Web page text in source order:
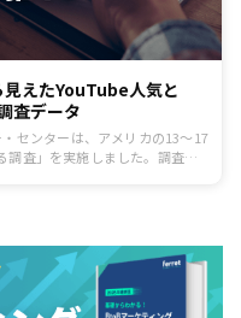
えたYouTube人気と
査データ
センターは、アメリカの13〜17
調査」を実施しました。調査に